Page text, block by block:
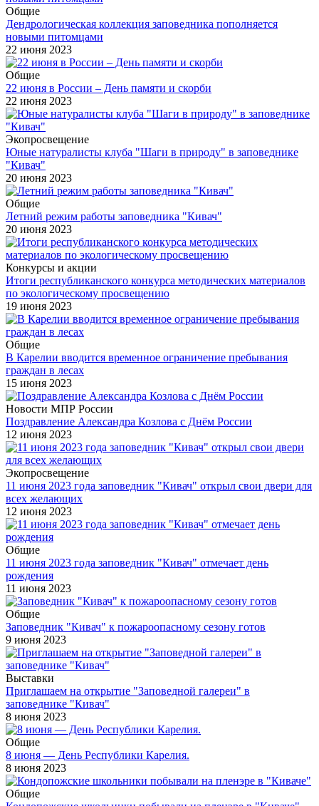
Общие
Дендрологическая коллекция заповедника пополняется
новыми питомцами
22 июня 2023
Общие
22 июня в России – День памяти и скорби
22 июня 2023
Экопросвещение
Юные натуралисты клуба "Шаги в природу" в заповеднике
"Кивач"
20 июня 2023
Общие
Летний режим работы заповедника "Кивач"
20 июня 2023
Конкурсы и акции
Итоги республиканского конкурса методических материалов
по экологическому просвещению
19 июня 2023
Общие
В Карелии вводится временное ограничение пребывания
граждан в лесах
15 июня 2023
Новости МПР России
Поздравление Александра Козлова с Днём России
12 июня 2023
Экопросвещение
11 июня 2023 года заповедник "Кивач" открыл свои двери для
всех желающих
12 июня 2023
Общие
11 июня 2023 года заповедник "Кивач" отмечает день
рождения
11 июня 2023
Общие
Заповедник "Кивач" к пожароопасному сезону готов
9 июня 2023
Выставки
Приглашаем на открытие "Заповедной галереи" в
заповеднике "Кивач"
8 июня 2023
Общие
8 июня — День Республики Карелия.
8 июня 2023
Общие